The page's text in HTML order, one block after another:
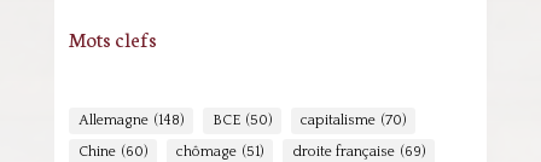
Mots clefs
Allemagne (148) BCE (50) capitalisme (70)
Chine (60) chômage (51) droite française (69)